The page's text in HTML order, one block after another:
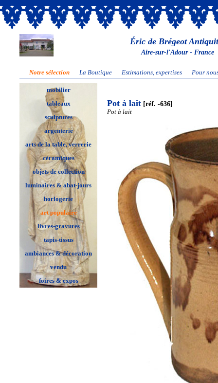
Éric de Brégeot
Aire-sur-l'Adour - France
Notre sélection La Boutique Estimations, expertises Pour
mobilier
tableaux
sculptures
argenterie
arts de la table, verrerie
céramiques
objets de collection
luminaires & abat-jours
horlogerie
art populaire
livres-gravures
tapis-tissus
ambiances & décoration
vendu
foires & expos
Pot à lait [réf. -636]
Pot à lait